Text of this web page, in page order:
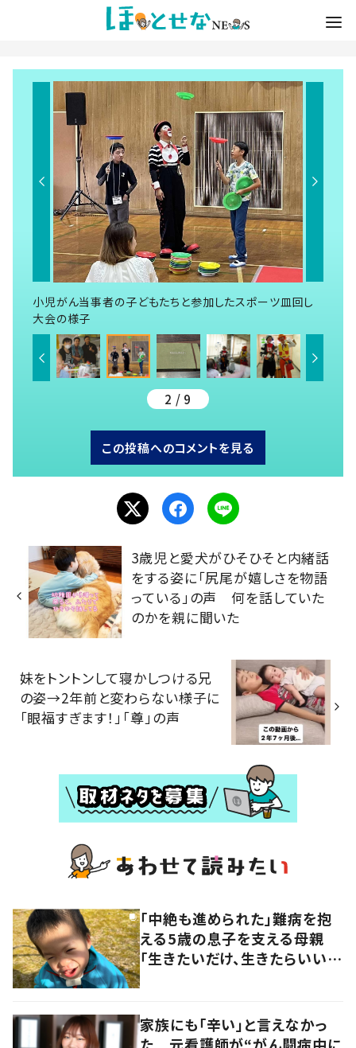
小児がん当事者の子どもたちと参加したスポーツ皿回し
大会の様子
2 / 9
この投稿へのコメントを見る
3歳児と愛犬がひそひそと内緒話
をする姿に「尻尾が嬉しさを物語
っている」の声 何を話していた
のかを親に聞いた
妹をトントンして寝かしつける兄
の姿→2年前と変わらない様子に
「眼福すぎます！」「尊」の声
「中絶も進められた」難病を抱
える5歳の息子を支える母親
「生きたいだけ、生きたらいい」
家族にも「辛い」と言えなかっ
た 元看護師が“がん闘病中に